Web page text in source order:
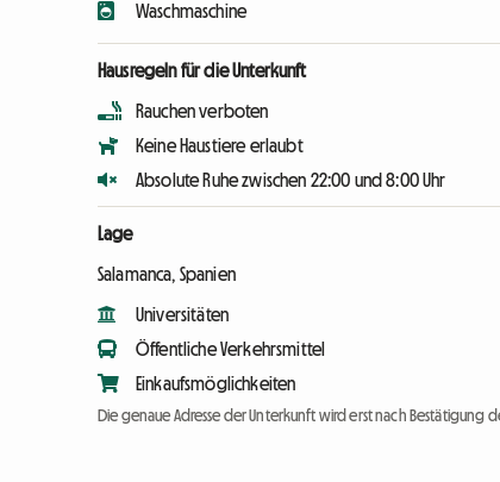
Waschmaschine
Hausregeln für die Unterkunft
Rauchen verboten
Keine Haustiere erlaubt
Absolute Ruhe zwischen 22:00 und 8:00 Uhr
Lage
Salamanca, Spanien
Universitäten
Öffentliche Verkehrsmittel
Einkaufsmöglichkeiten
Die genaue Adresse der Unterkunft wird erst nach Bestätigung